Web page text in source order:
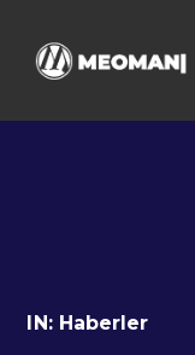
IN: Haberler